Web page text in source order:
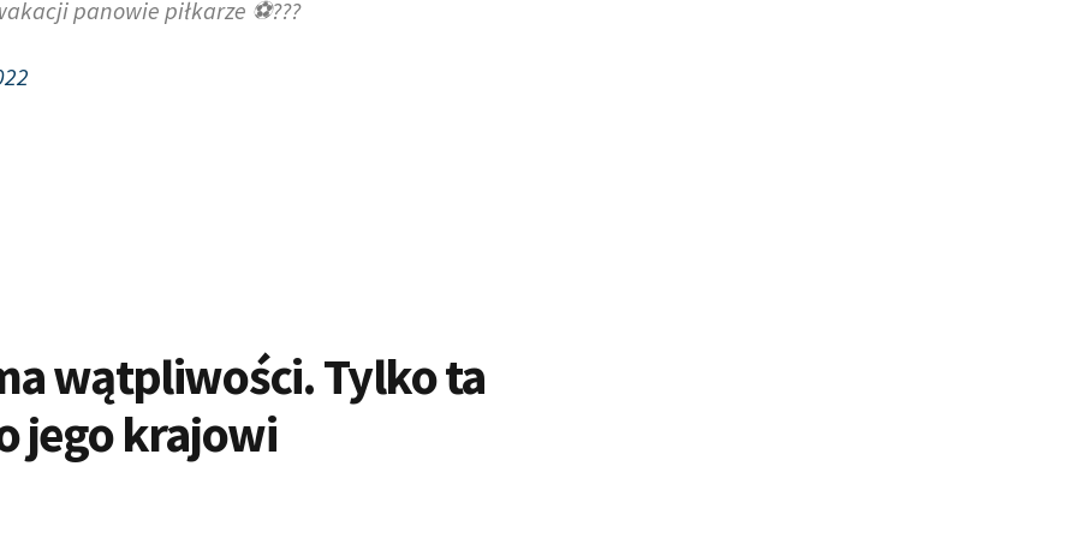
panowie piłkarze ⚽️???
wątpliwości. Tylko ta
jego krajowi